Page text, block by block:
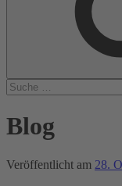
Blog
Veröffentlicht am 28.